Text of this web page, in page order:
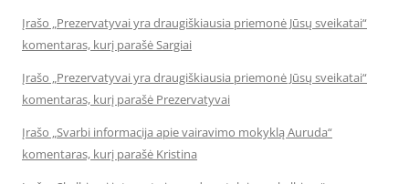
Įrašo „Prezervatyvai yra draugiškiausia priemonė Jūsų sveikatai“
komentaras, kurį parašė Sargiai
Įrašo „Prezervatyvai yra draugiškiausia priemonė Jūsų sveikatai“
komentaras, kurį parašė Prezervatyvai
Įrašo „Svarbi informacija apie vairavimo mokyklą Auruda“
komentaras, kurį parašė Kristina